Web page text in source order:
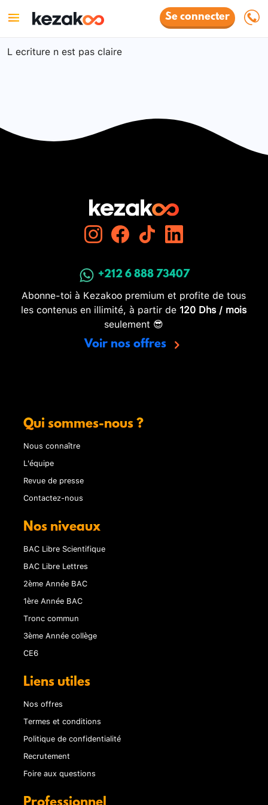
Se connecter
L ecriture n est pas claire
+212 6 888 73407
Abonne-toi à Kezakoo premium et profite de tous
les contenus en illimité, à partir de 120 Dhs / mois
seulement 😎
Voir nos offres
Qui sommes-nous ?
Nous connaître
L'équipe
Revue de presse
Contactez-nous
Nos niveaux
BAC Libre Scientifique
BAC Libre Lettres
2ème Année BAC
1ère Année BAC
Tronc commun
3ème Année collège
CE6
Liens utiles
Nos offres
Termes et conditions
Politique de confidentialité
Recrutement
Foire aux questions